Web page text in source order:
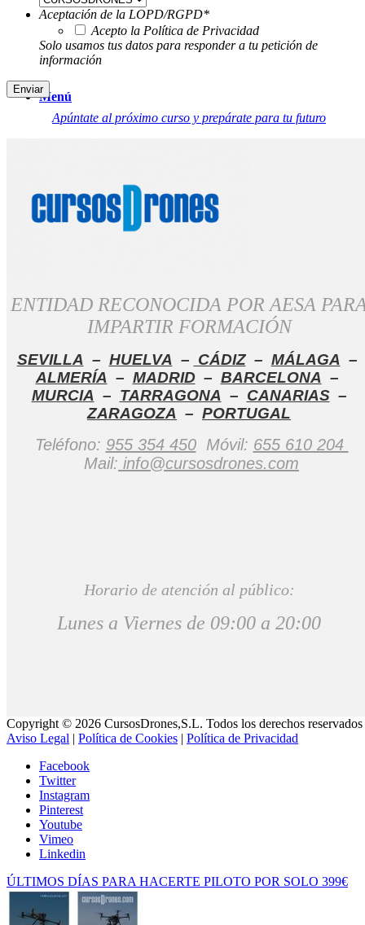
Menú
Aceptación de la LOPD/RGPD*
Acepto la Política de Privacidad
Solo usamos tus datos para responder a tu petición de
información
Apúntate al próximo curso y prepárate para tu futuro
ENTIDAD RECONOCIDA POR AESA
IMPARTIR FORMACIÓN
SEVILLA – HUELVA – CÁDIZ– MÁLAGA –
ALMERÍA – MADRID– BARCELONA –
MURCIA – TARRAGONA – CANARIAS –
ZARAGOZA – PORTUGAL
Teléfono: 955 354 450Móvil: 655 610 204
Mail: info@cursosdrones.com
Horario de atención al público:
Lunes a Viernes de 09:00 a 20:00
Copyright © 2026 CursosDrones,S.L. Todos los derechos reservados
Aviso Legal | Política de Cookies | Política de Privacidad
Facebook
Twitter
Instagram
Pinterest
Youtube
Vimeo
Linkedin
ÚLTIMOS DÍAS PARA HACERTE PILOTO POR SOLO 399€